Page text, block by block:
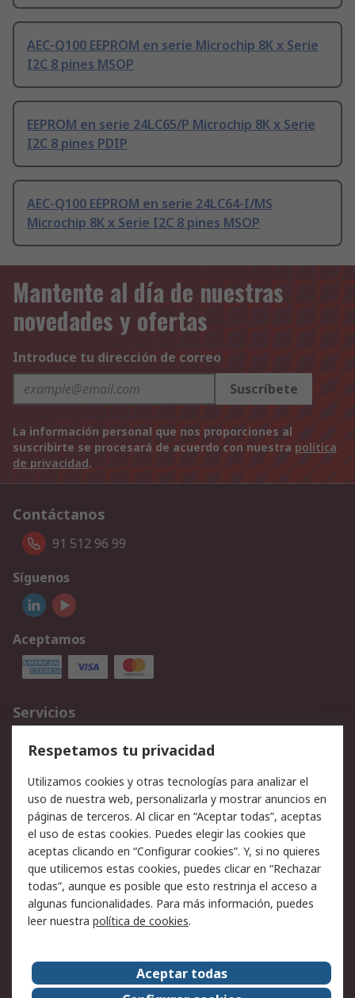
AEC-Q100 EEPROM en serie Microchip 8K x Serie
I2C 8 pines MSOP
EEPROM en serie 24LC65/P Microchip 8K x Serie
I2C 8 pines PDIP
AEC-Q100 EEPROM en serie 24LC64-I/MS
Microchip 8K x Serie I2C 8 pines MSOP
Mantente al día de nuestras
novedades y ofertas
Introduce tu dirección de correo
Suscríbete
La información personal que nos proporciones al
suscribirte se procesará de acuerdo con nuestra política
de privacidad.
Contáctanos
91 512 96 99
Síguenos
Aceptamos
Servicios
Cómo realizar pedidos
Devoluciones
Facturación y pago
Ofertas
Soporte técnico
Legal
Aviso legal
Política de privacidad -
Actualizada
Política sobre cookies
Seguridad de emails
Certificaciones de
Condiciones de venta
Acerca de RS
Respetamos tu privacidad
Utilizamos cookies y otras tecnologías para analizar el
uso de nuestra web, personalizarla y mostrar anuncios en
páginas de terceros. Al clicar en “Aceptar todas”, aceptas
el uso de estas cookies. Puedes elegir las cookies que
aceptas clicando en “Configurar cookies”. Y, si no quieres
que utilicemos estas cookies, puedes clicar en “Rechazar
todas”, aunque es posible que esto restrinja el acceso a
algunas funcionalidades. Para más información, puedes
leer nuestra política de cookies.
Aceptar todas